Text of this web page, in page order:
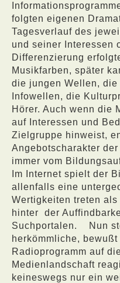
folgten eigenen
Tagesverlauf des
und seiner Interessen
Differenzierung
Musikfarben, später
die jungen Wellen,
Infowellen, die
Hörer. Auch wenn die
auf Interessen und
Zielgruppe hinweist,
Angebotscharakter
immer vom
Im Internet spielt der
allenfalls eine
Wertigkeiten treten
hinter
der
Suchportalen.
Nun
herkömmliche,
Radioprogramm auf
Medienlandschaft
keineswegs nur ein